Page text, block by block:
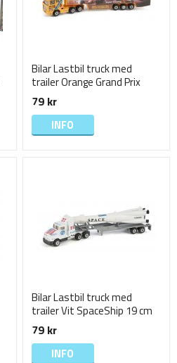
Bilar Lastbil truck med
trailer Orange Grand Prix
19cm
79 kr
INFO
Bilar Lastbil truck med
trailer Vit SpaceShip 19 cm
79 kr
INFO